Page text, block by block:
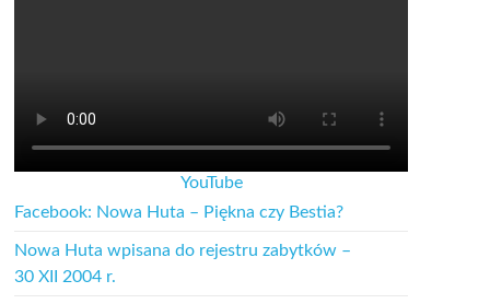
YouTube
Facebook: Nowa Huta – Piękna czy Bestia?
Nowa Huta wpisana do rejestru zabytków –
30 XII 2004 r.